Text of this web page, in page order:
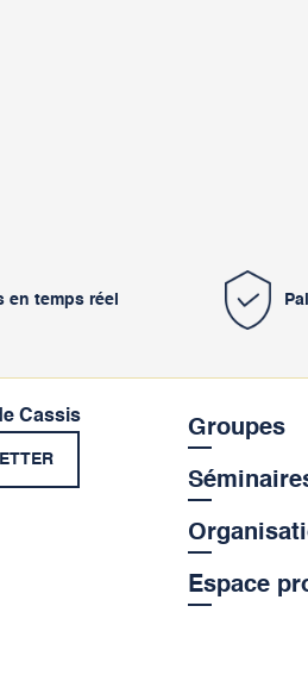
en temps réel
Cassis Groupes
Espace